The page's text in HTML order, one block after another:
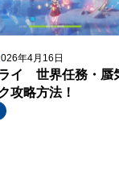
年4月16日
ライ 世界任務・蜃
攻略方法！